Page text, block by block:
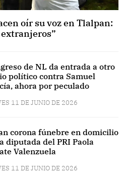
oír su voz en Tlalpan:
de NL da entrada a otro
político contra Samuel
ahora por peculado
11 DE JUNIO DE 2026
corona fúnebre en domicilio
diputada del PRI Paola
Valenzuela
11 DE JUNIO DE 2026